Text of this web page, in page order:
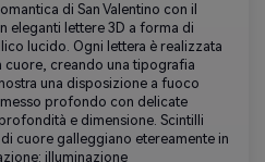
di San Valentino con il
eleganti lettere 3D a forma di
lucido. Ogni lettera è realizzata
cuore, creando una tipografia
una disposizione a fuoco
profondo con delicate
e dimensione. Scintilli
cuore galleggiano etereamente in
illuminazione